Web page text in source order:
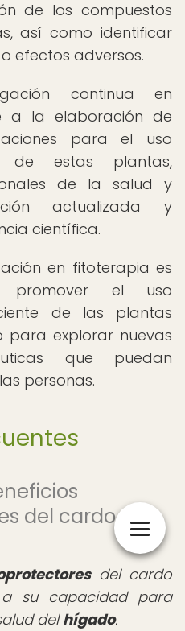
de los compuestos
así como identificar
efectos adversos.
continua en
a la elaboración de
para el uso
de estas plantas,
de la salud y
actualizada y
científica.
en fitoterapia es
promover el uso
de las plantas
para explorar nuevas
que puedan
personas.
del cardo
del cardo
su capacidad para
delhígado.